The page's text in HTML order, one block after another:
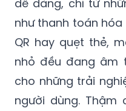
dễ dàng, chỉ từ
như thanh toán
QR hay quẹt thẻ,
nhỏ đều đang âm
cho những trải
người dùng. Thậm